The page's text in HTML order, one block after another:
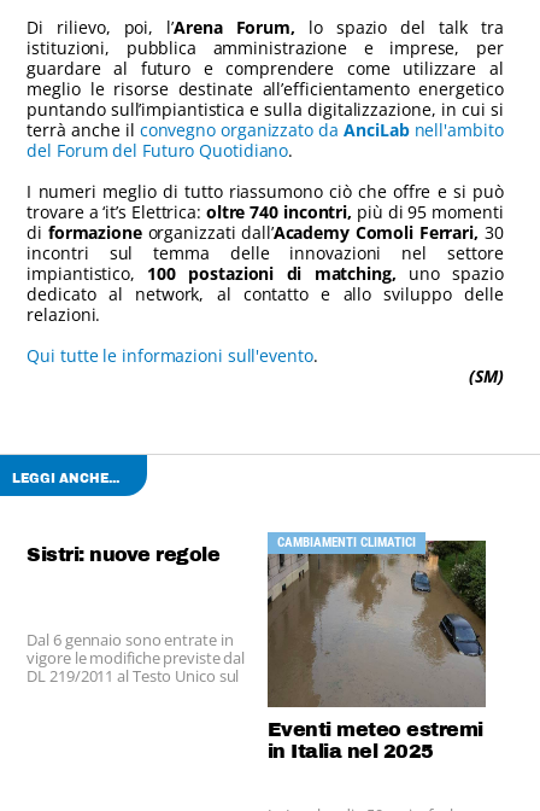
Di rilievo, poi, l’Arena Forum, lo spazio del talk tra
istituzioni, pubblica amministrazione e imprese, per
guardare al futuro e comprendere come utilizzare al
meglio le risorse destinate all’efficientamento energetico
puntando sull’impiantistica e sulla digitalizzazione, in cui si
terrà anche il convegno organizzato daAnciLab nell'ambito
del Forum del Futuro Quotidiano.
I numeri meglio di tutto riassumono ciò che offre e si può
trovare a ‘it’s Elettrica: oltre 740 incontri, più di 95 momenti
di formazioneorganizzati dall’Academy Comoli Ferrari, 30
incontri sul temma delle innovazioni nel settore
impiantistico, 100 postazioni di matching, uno spazio
dedicato al network, al contatto e allo sviluppo delle
relazioni.
Qui tutte le informazioni sull'evento.
(SM)
LEGGI ANCHE...
Sistri: nuove regole
Dal 6 gennaio sono entrate in
vigore le modifiche previste dal
DL 219/2011 al Testo Unico sul
CAMBIAMENTI CLIMATICI
Eventi meteo estremi
in Italia nel 2025